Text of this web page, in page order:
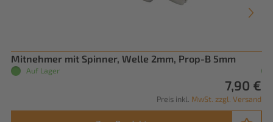
Mitnehmer mit Spinner, Welle 2mm, Prop-B 5mm
Auf Lager
7,90 €
Preis inkl. MwSt. zzgl. Versand